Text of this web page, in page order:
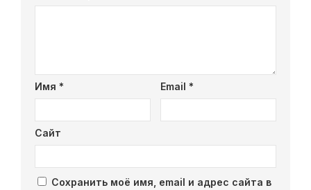
Имя * Email *
Сайт
Сохранить моё имя, email и адрес сайта в